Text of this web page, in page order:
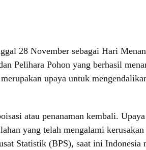
28 November sebagai Hari
Pelihara Pohon yang berhasil
upaya untuk
atau penanaman kembali.
yang telah mengalami
Statistik (BPS), saat ini